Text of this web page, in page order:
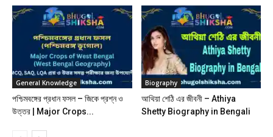
General Knowledge
পশ্চিমবঙ্গের প্রধান ফসল – জিকে প্রশ্ন ও
উত্তর | Major Crops...
Biography
আথিয়া শেঠি এর জীবনী – Athiya
Shetty Biography in Bengali